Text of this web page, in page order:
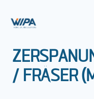
/ FRÄSER